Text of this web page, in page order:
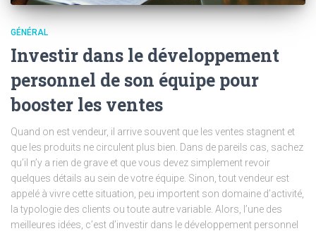
GÉNÉRAL
Investir dans le développement
personnel de son équipe pour
booster les ventes
Quand on est vendeur, il arrive souvent que les ventes stagnent et
que les produits ne circulent plus bien. Dans de pareils cas, sachez
qu’il n’y a rien de grave et que vous devez simplement revoir
quelques détails au sein de votre équipe. Sinon, tout vendeur est
appelé à vivre cette situation, peu importent son domaine d’activité,
la typologie des clients ou toute autre variable. Alors, l’une des
meilleures idées, c’est d’investir dans le développement personnel